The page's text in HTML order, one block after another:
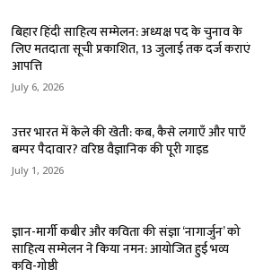
बिहार हिंदी साहित्य सम्मेलन: अध्यक्ष पद के चुनाव के
लिए मतदाता सूची प्रकाशित, 13 जुलाई तक दर्ज कराएं
आपत्ति
July 6, 2026
उत्तर भारत में केले की खेती: कब, कैसे लगाएँ और पाएँ
बम्पर पैदावार? वरिष्ठ वैज्ञानिक की पूरी गाइड
July 1, 2026
ज्ञान-मार्गी कबीर और कविता की संज्ञा ‘नागार्जुन’ को
साहित्य सम्मेलन ने किया नमन: आयोजित हुई भव्य
कवि-गोष्ठी